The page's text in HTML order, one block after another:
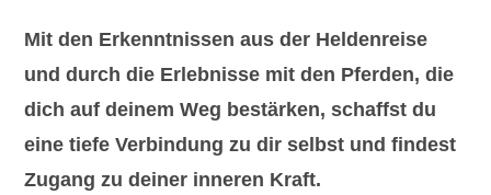
Mit den Erkenntnissen aus der Heldenreise
und durch die Erlebnisse mit den Pferden, die
dich auf deinem Weg bestärken, schaffst du
eine tiefe Verbindung zu dir selbst und findest
Zugang zu deiner inneren Kraft.